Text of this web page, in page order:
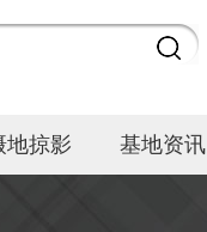
地掠影 基地资讯